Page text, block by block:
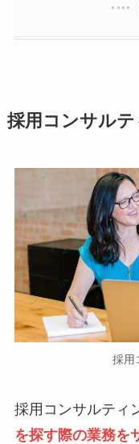
採用コンサル
採用
採用コンサルティ
を探す際の業務を